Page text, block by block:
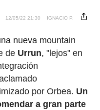
12/05/22 21:30 IGNACIO P.
nueva mountain
de Urrun, "lejos" en
por Orbea. Un
a gran parte